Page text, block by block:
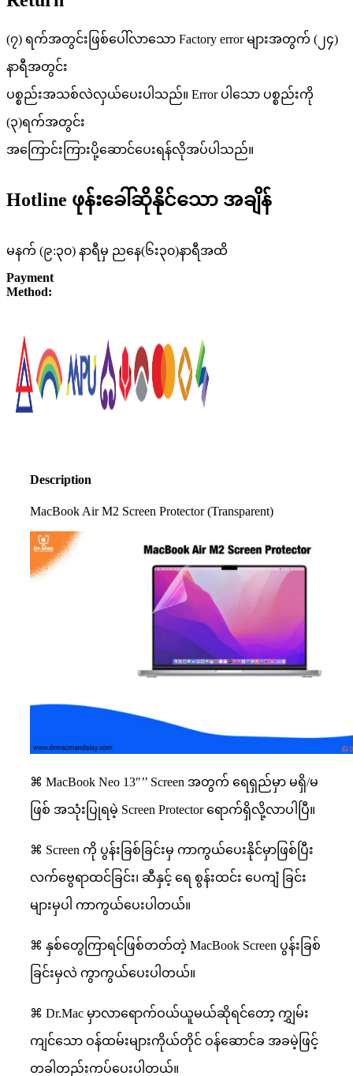
(၇) ရက်အတွင်းဖြစ်ပေါ်လာသော Factory error များအတွက် (၂၄)
နာရီအတွင်း
ပစ္စည်းအသစ်လဲလှယ်ပေးပါသည်။ Error ပါသော ပစ္စည်းကို
(၃)ရက်အတွင်း
အကြောင်းကြားပို့ဆောင်ပေးရန်လိုအပ်ပါသည်။
Hotline ဖုန်းခေါ်ဆိုနိုင်သော အချိန်
မနက် (၉:၃၀) နာရီမှ ညနေ(၆း၃၀)နာရီအထိ
Payment
Method:
Description
MacBook Air M2 Screen Protector (Transparent)
⌘ MacBook Neo 13″’’ Screen အတွက် ရေရှည်မှာ မရှိ/မ
ဖြစ် အသုံးပြုရမဲ့ Screen Protector ရောက်ရှိလို့လာပါပြီ။
⌘ Screen ကို ပွန်းခြစ်ခြင်းမှ ကာကွယ်ပေးနိုင်မှာဖြစ်ပြီး
လက်ဗွေရာထင်ခြင်း၊ ဆီနှင့် ရေ စွန်းထင်း ပေကျံ ခြင်း
များမှပါ ကာကွယ်ပေးပါတယ်။
⌘ နှစ်တွေကြာရင်ဖြစ်တတ်တဲ့ MacBook Screen ပွန်းခြစ်
ခြင်းမှလဲ ကွာကွယ်ပေးပါတယ်။
⌘ Dr.Mac မှာလာရောက်ဝယ်ယူမယ်ဆိုရင်တော့ ကျွှမ်း
ကျင်သော ဝန်ထမ်းများကိုယ်တိုင် ဝန်ဆောင်ခ အခမဲ့ဖြင့်
တခါတည်းကပ်ပေးပါတယ်။